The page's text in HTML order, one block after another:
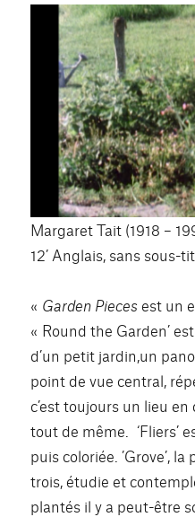
Margaret Tait (1918 –
12’ Anglais, sans sous-
« Garden Pieces est un
« Round the Garden’
d’un petit jardin,un
point de vue central,
c’est toujours un lieu en
tout de même. ‘Fliers’
puis coloriée. ’Grove’,
trois, étudie et
plantés il y a peut-être